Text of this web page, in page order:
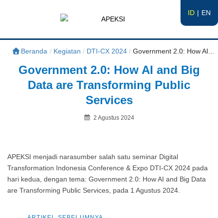
ID EN
APEKSI
#APEKSInergi
Beranda / Kegiatan / DTI-CX 2024 / Government 2.0: How AI...
Government 2.0: How AI and Big
Data are Transforming Public
Services
Posted
2 Agustus 2024
APEKSI menjadi narasumber salah satu seminar Digital
Transformation Indonesia Conference & Expo DTI-CX 2024 pada
hari kedua, dengan tema: Government 2.0: How AI and Big Data
are Transforming Public Services, pada 1 Agustus 2024.